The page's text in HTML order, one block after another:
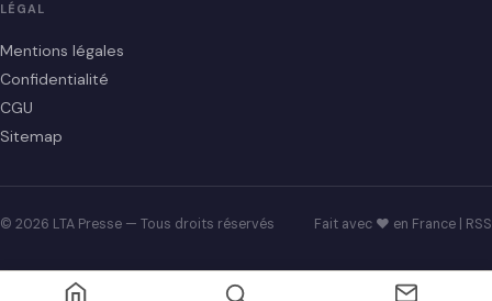
LÉGAL
Mentions légales
Confidentialité
CGU
Sitemap
© 2026 LTA Presse — Tous droits réservés Fait avec ♥ en France | RSS